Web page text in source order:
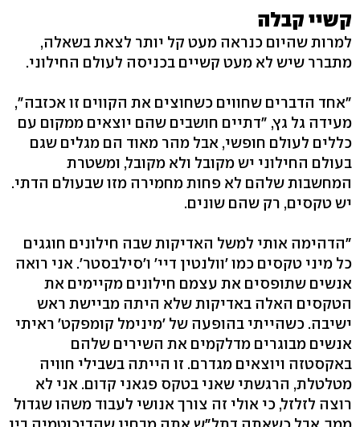
קשיי קבלה
למרות שהיום כנראה מעט קל יותר לצאת בשאלה,
מתברר שיש לא מעט קשיים בכניסה לעולם החילוני.
"אחד הדברים שחווים כשחוצים את הקווים זו אכזבה",
מעידה גל גץ, "דתיים חושבים שהם יוצאים ממקום עם
כללים לעולם חופשי, אבל מהר מאוד הם מגלים שגם
בעולם החילוני יש מקובל ולא מקובל, ומשטרת
המחשבות שלהם לא פחות מחמירה מזו שבעולם הדתי.
יש טקסים, רק שהם שונים.
"הדהימה אותי למשל האדיקות שבה חילונים חוגגים
כל מיני טקסים כמו 'וולנטין דיי' ו'סילבסטר'. אני רואה
אנשים שתופסים את עצמם חילונים מקיימים את
הטקסים האלה באדיקות שלא היתה מביישת ראש
ישיבה. כשהייתי בהופעה של 'מינימל קומפקט' ראיתי
אנשים מבוגרים מדלקמים את השירים שלהם
באקסטזה ויוצאים מגדרם. זו הייתה בשבילי חוויה
מטלטלת, הרגשתי שאני בטקס פגאני קדום. אני לא
רוצה לזלזל, כי אולי זה צורך אנושי לעבוד משהו שגדול